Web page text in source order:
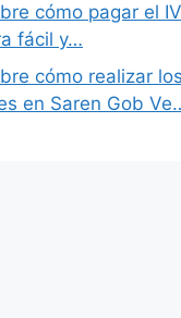
cómo pagar el
fácil y…
cómo realizar los
en Saren Gob